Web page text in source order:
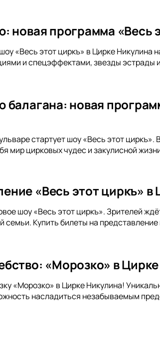
новая программа «Весь
«Весь этот циркъ» в Цирке
и спецэффектами, звезды эстрады
балагана: новая
стартует шоу «Весь этот
мир цирковых чудес и закулисной
«Весь этот циркъ» в
шоу «Весь этот циркъ». Зрителей
Купить билеты на
«Морозко» в
«Морозко» в Цирке Никулина!
насладиться незабываемым